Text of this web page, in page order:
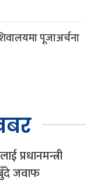
पूजाअर्चना
प्रधानमन्त्री
जवाफ